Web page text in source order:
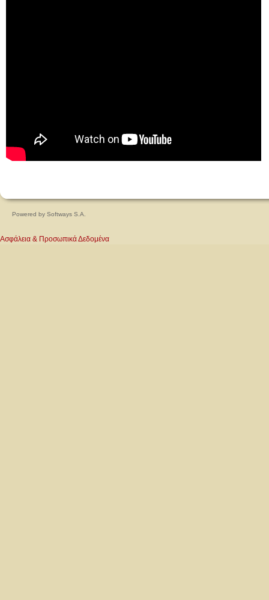
Powered by Softways S.A.
Ασφάλεια & Προσωπικά Δεδομένα